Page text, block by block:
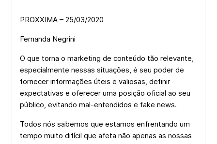
PROXXIMA – 25/03/2020
Fernanda Negrini
O que torna o marketing de conteúdo tão relevante,
especialmente nessas situações, é seu poder de
fornecer informações úteis e valiosas, definir
expectativas e oferecer uma posição oficial ao seu
público, evitando mal-entendidos e fake news.
Todos nós sabemos que estamos enfrentando um
tempo muito difícil que afeta não apenas as nossas